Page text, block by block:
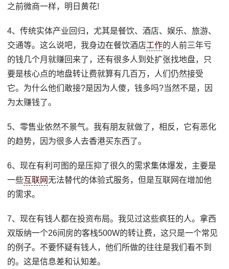
之前微商一样，明日黄花!
4、传统实体产业回归，尤其是餐饮、酒店、娱乐、旅游、
交通等。这么说吧，我身边在餐饮酒店工作的人前三年亏
的钱几个月就赚回来了，还有很多人到处扩张找地盘，只
要是核心点的地盘转让费就算有几百万，人们仍然接受
它。为什么他们敢接?是因为人傻，钱多吗?当然不是，因
为太赚钱了。
5、零售业依然不景气。我有朋友就做了，相反，它有恶化
的趋势，因为很多人去香港买东西了。
6、现在有利可图的是压抑了很久的需求集体爆发，主要是
一些互联网无法替代的体验式服务，但是互联网在增加他
的需求。
7、现在有钱人都在投资布局。我见过这些疯狂的人。拿西
双版纳一个26间房的客栈500W的转让费，这只是一个常见
的例子。不要怀疑有钱人，他们所做的往往是我们看不到
的。这是信息差和认知差。